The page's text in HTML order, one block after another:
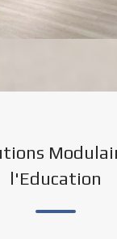
l'Education